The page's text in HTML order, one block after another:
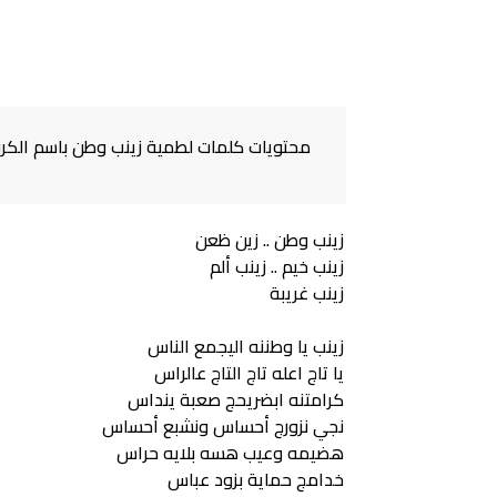
محتويات كلمات لطمية زينب وطن باسم
زينب وطن .. زين ظعن
زينب خيم .. زينب ألم
زينب غريبة
زينب يا وطننه اليجمع الناس
يا تاج اعله تاج التاج عالراس
كرامتنه ابضريحج صعبة ينداس
نجي نزورج أحساس ونشبع أحساس
هضيمه وعيب هسه بلايه حراس
خدامج حماية بزود عباس